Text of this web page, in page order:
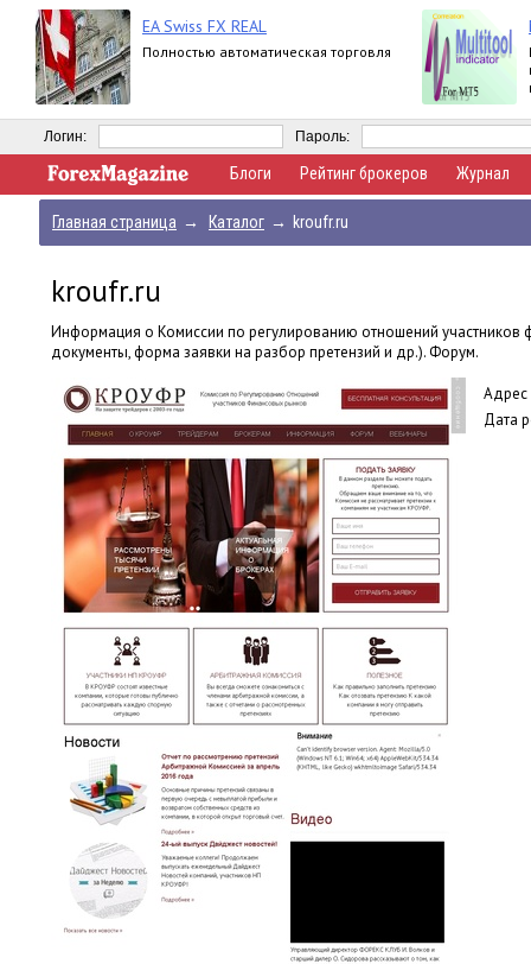
EA Swiss FX REAL
Полностью автоматическая торговля
Логин: Пароль:
Блоги Рейтинг брокеров Журнал
Главная страница → Каталог → kroufr.ru
kroufr.ru
Информация о Комиссии по регулированию отношений участников
документы, форма заявки на разбор претензий и др.). Форум.
Адрес
Дата